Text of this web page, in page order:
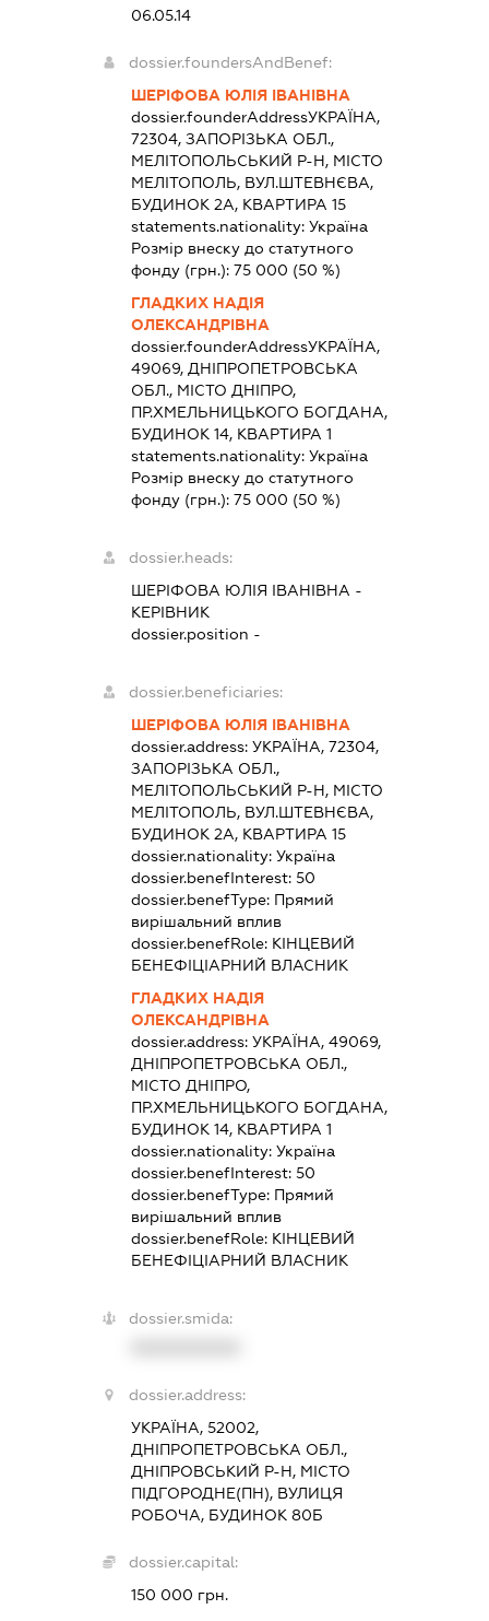
06.05.14
dossier.foundersAndBenef:
ШЕРІФОВА ЮЛІЯ ІВАНІВНА
dossier.founderAddressУКРАЇНА,
72304, ЗАПОРІЗЬКА ОБЛ.,
МЕЛІТОПОЛЬСЬКИЙ Р-Н, МІСТО
МЕЛІТОПОЛЬ, ВУЛ.ШТЕВНЄВА,
БУДИНОК 2А, КВАРТИРА 15
statements.nationality: Україна
Розмір внеску до статутного
фонду (грн.): 75 000 (50 %)
ГЛАДКИХ НАДІЯ
ОЛЕКСАНДРІВНА
dossier.founderAddressУКРАЇНА,
49069, ДНІПРОПЕТРОВСЬКА
ОБЛ., МІСТО ДНІПРО,
ПР.ХМЕЛЬНИЦЬКОГО БОГДАНА,
БУДИНОК 14, КВАРТИРА 1
statements.nationality: Україна
Розмір внеску до статутного
фонду (грн.): 75 000 (50 %)
dossier.heads:
ШЕРІФОВА ЮЛІЯ ІВАНІВНА -
КЕРІВНИК
dossier.position -
dossier.beneficiaries:
ШЕРІФОВА ЮЛІЯ ІВАНІВНА
dossier.address: УКРАЇНА, 72304,
ЗАПОРІЗЬКА ОБЛ.,
МЕЛІТОПОЛЬСЬКИЙ Р-Н, МІСТО
МЕЛІТОПОЛЬ, ВУЛ.ШТЕВНЄВА,
БУДИНОК 2А, КВАРТИРА 15
dossier.nationality: Україна
dossier.benefInterest: 50
dossier.benefType: Прямий
вирішальний вплив
dossier.benefRole: КІНЦЕВИЙ
БЕНЕФІЦІАРНИЙ ВЛАСНИК
ГЛАДКИХ НАДІЯ
ОЛЕКСАНДРІВНА
dossier.address: УКРАЇНА, 49069,
ДНІПРОПЕТРОВСЬКА ОБЛ.,
МІСТО ДНІПРО,
ПР.ХМЕЛЬНИЦЬКОГО БОГДАНА,
БУДИНОК 14, КВАРТИРА 1
dossier.nationality: Україна
dossier.benefInterest: 50
dossier.benefType: Прямий
вирішальний вплив
dossier.benefRole: КІНЦЕВИЙ
БЕНЕФІЦІАРНИЙ ВЛАСНИК
dossier.smida:
dossier.address:
УКРАЇНА, 52002,
ДНІПРОПЕТРОВСЬКА ОБЛ.,
ДНІПРОВСЬКИЙ Р-Н, МІСТО
ПІДГОРОДНЕ(ПН), ВУЛИЦЯ
РОБОЧА, БУДИНОК 80Б
dossier.capital:
150 000 грн.